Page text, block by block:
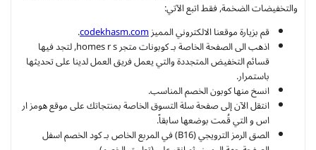
والتخفيضات الضخمة, فقط اتبع الآتي:
قم بزيارة موقعنا الالكتروني المميزcodekhasm.com
.
اذهب الى الصفحة الخاصة بـ كوبونات متجر homes r s, لتجد فيها
قسائم التخفيض المتجددة والتي يعمل فريق العمل لدينا على تحديثها
باستمرار.
انسخ منها كوبون الخصم المناسب.
انتقل الآن إلى صفحة سلة التسوق الخاصة بمنتجاتك على موقع هومز ار
اس و التي قُمت بوضعها سابقاً.
الصق الرمز الترويجي (B16) في المربع الخاص بـ كود الخصم اسفل